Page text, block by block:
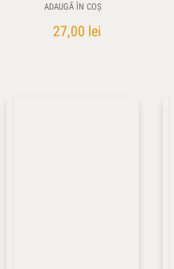
ADAUGĂ ÎN COȘ
27,00 lei